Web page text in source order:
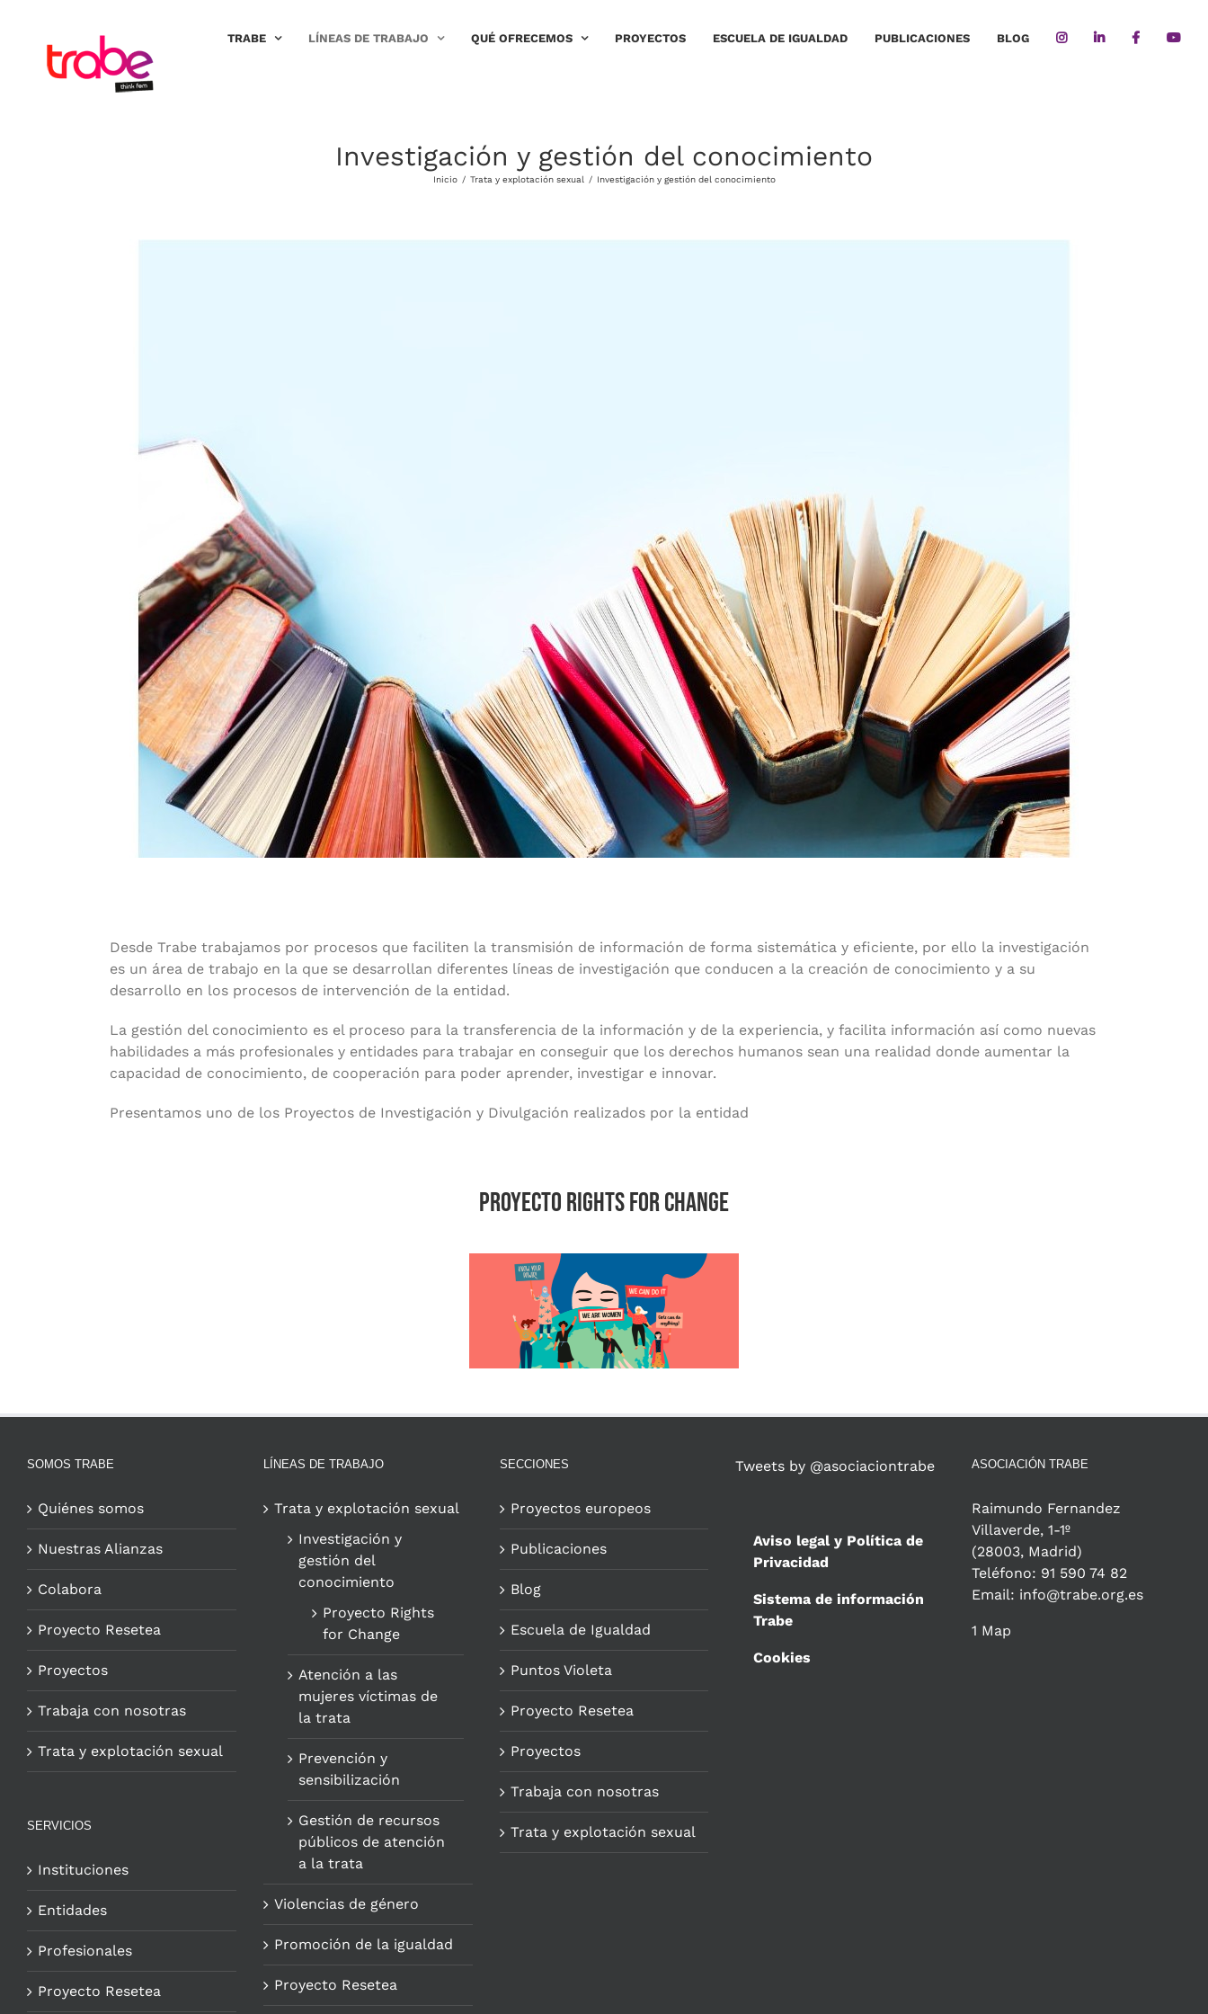
contenido
TRABE LÍNEAS DE TRABAJO QUÉ OFRECEMOS PROYECTOS ESCUELA DE IGUALDAD PUBLICACIONES BLOG
Investigación y gestión del conocimiento
Inicio / Trata y explotación sexual / Investigación y gestión del conocimiento
Desde Trabe trabajamos por procesos que faciliten la transmisión de información de forma sistemática y eficiente, por ello la investigación
es un área de trabajo en la que se desarrollan diferentes líneas de investigación que conducen a la creación de conocimiento y a su
desarrollo en los procesos de intervención de la entidad.
La gestión del conocimiento es el proceso para la transferencia de la información y de la experiencia, y facilita información así como nuevas
habilidades a más profesionales y entidades para trabajar en conseguir que los derechos humanos sean una realidad donde aumentar la
capacidad de conocimiento, de cooperación para poder aprender, investigar e innovar.
Presentamos uno de los Proyectos de Investigación y Divulgación realizados por la entidad
Proyecto Rights For Change
SOMOS TRABE
Quiénes somos
Nuestras Alianzas
Colabora
Proyecto Resetea
Proyectos
Trabaja con nosotras
Trata y explotación sexual
SERVICIOS
Instituciones
Entidades
Profesionales
Proyecto Resetea
LÍNEAS DE TRABAJO
Trata y explotación sexual
Investigación y
gestión del
conocimiento
Proyecto Rights
for Change
Atención a las
mujeres víctimas de
la trata
Prevención y
sensibilización
Gestión de recursos
públicos de atención
a la trata
Violencias de género
Promoción de la igualdad
Proyecto Resetea
SECCIONES
Proyectos europeos
Publicaciones
Blog
Escuela de Igualdad
Puntos Violeta
Proyecto Resetea
Proyectos
Trabaja con nosotras
Trata y explotación sexual
Tweets by @asociaciontrabe
Aviso legal y Política de
Privacidad
Sistema de información
Trabe
Cookies
ASOCIACIÓN TRABE
Raimundo Fernandez
Villaverde, 1-1º
(28003, Madrid)
Teléfono: 91 590 74 82
Email: info@trabe.org.es
1 Map